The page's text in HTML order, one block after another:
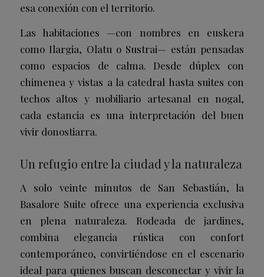
esa conexión con el territorio.
Las habitaciones —con nombres en euskera
como Ilargia, Olatu o Sustrai— están pensadas
como espacios de calma. Desde dúplex con
chimenea y vistas a la catedral hasta suites con
techos altos y mobiliario artesanal en nogal,
cada estancia es una interpretación del buen
vivir donostiarra.
Un refugio entre la ciudad y la naturaleza
A solo veinte minutos de San Sebastián, la
Basalore Suite ofrece una experiencia exclusiva
en plena naturaleza. Rodeada de jardines,
combina elegancia rústica con confort
contemporáneo, convirtiéndose en el escenario
ideal para quienes buscan desconectar y vivir la